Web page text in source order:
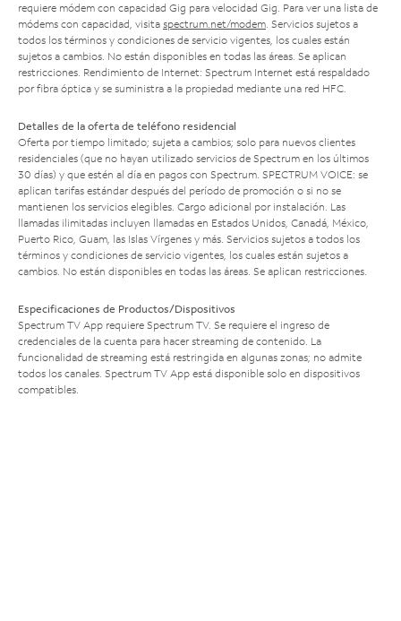
requiere módem con capacidad Gig para velocidad Gig. Para ver una lista de
módems con capacidad, visita spectrum.net/modem. Servicios sujetos a
todos los términos y condiciones de servicio vigentes, los cuales están
sujetos a cambios. No están disponibles en todas las áreas. Se aplican
restricciones. Rendimiento de Internet: Spectrum Internet está respaldado
por fibra óptica y se suministra a la propiedad mediante una red HFC.
Detalles de la oferta de teléfono residencial
Oferta por tiempo limitado; sujeta a cambios; solo para nuevos clientes
residenciales (que no hayan utilizado servicios de Spectrum en los últimos
30 días) y que estén al día en pagos con Spectrum. SPECTRUM VOICE: se
aplican tarifas estándar después del período de promoción o si no se
mantienen los servicios elegibles. Cargo adicional por instalación. Las
llamadas ilimitadas incluyen llamadas en Estados Unidos, Canadá, México,
Puerto Rico, Guam, las Islas Vírgenes y más. Servicios sujetos a todos los
términos y condiciones de servicio vigentes, los cuales están sujetos a
cambios. No están disponibles en todas las áreas. Se aplican restricciones.
Especificaciones de Productos/Dispositivos
Spectrum TV App requiere Spectrum TV. Se requiere el ingreso de
credenciales de la cuenta para hacer streaming de contenido. La
funcionalidad de streaming está restringida en algunas zonas; no admite
todos los canales. Spectrum TV App está disponible solo en dispositivos
compatibles.